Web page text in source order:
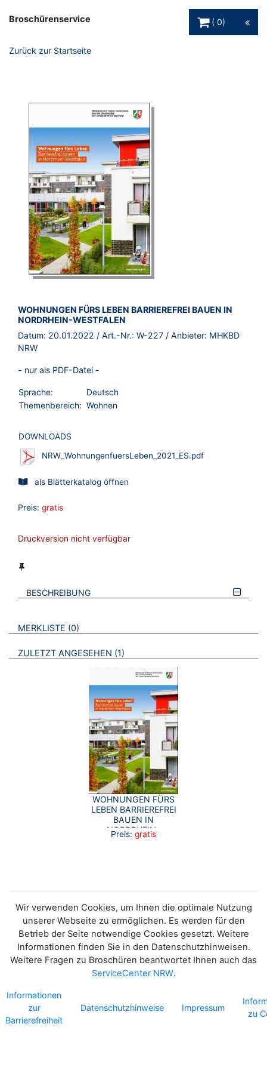
Broschürenservice
0
Zurück zur Startseite
BROSCHÜRE:
WOHNUNGEN FÜRS LEBEN BARRIEREFREI BAUEN IN
NORDRHEIN-WESTFALEN
Datum: 20.01.2022 / Art.-Nr.: W-227 / Anbieter: MHKBD
NRW
- nur als PDF-Datei -
Sprache:
Deutsch
Themenbereich: Wohnen
DOWNLOADS
NRW_WohnungenfuersLeben_2021_ES.pdf
als Blätterkatalog öffnen
Preis: gratis
Druckversion nicht verfügbar
BESCHREIBUNG
VERWEISE AUF VERMERKTE- ODER ZULETZT ANGESEHENE
MERKLISTE 0 BROSCHÜREN
ZULETZT ANGESEHEN 1 BROSCHÜREN
WOHNUNGEN FÜRS
LEBEN BARRIEREFREI
BAUEN IN
NORDRHEIN-
WESTFALEN
Preis: gratis
Wir verwenden Cookies, um Ihnen die optimale Nutzung
unserer Webseite zu ermöglichen. Es werden für den
Betrieb der Seite notwendige Cookies gesetzt. Weitere
Informationen finden Sie in den Datenschutzhinweisen.
Weitere Fragen zu Broschüren beantwortet Ihnen auch das
ServiceCenter NRW.
Informationen
zur
Barrierefreiheit
Datenschutzhinweise Impressum
zu